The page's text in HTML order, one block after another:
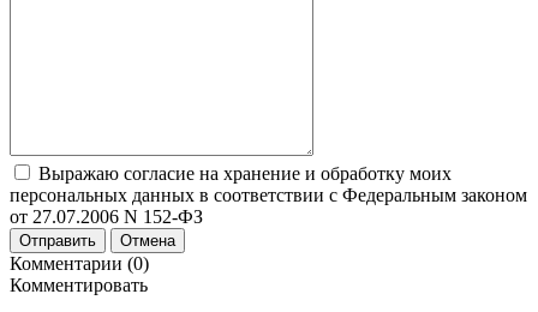
Выражаю согласие на хранение и обработку моих
персональных данных в соответствии с Федеральным законом
от 27.07.2006 N 152-ФЗ
Отправить Отмена
Комментарии (0)
Комментировать